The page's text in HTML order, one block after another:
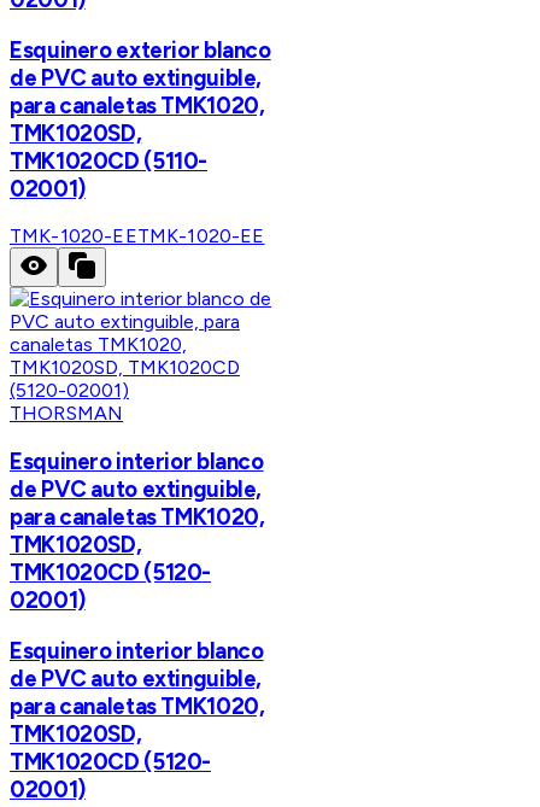
Esquinero exterior blanco
de PVC auto extinguible,
para canaletas TMK1020,
TMK1020SD,
TMK1020CD (5110-
02001)
TMK-1020-EETMK-1020-EE
THORSMAN
Esquinero interior blanco
de PVC auto extinguible,
para canaletas TMK1020,
TMK1020SD,
TMK1020CD (5120-
02001)
Esquinero interior blanco
de PVC auto extinguible,
para canaletas TMK1020,
TMK1020SD,
TMK1020CD (5120-
02001)